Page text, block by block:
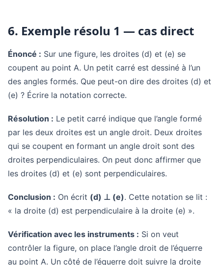
6. Exemple résolu 1 — cas direct
Énoncé : Sur une figure, les droites (d) et (e) se
coupent au point A. Un petit carré est dessiné à l’un
des angles formés. Que peut-on dire des droites (d) et
(e) ? Écrire la notation correcte.
Résolution : Le petit carré indique que l’angle formé
par les deux droites est un angle droit. Deux droites
qui se coupent en formant un angle droit sont des
droites perpendiculaires. On peut donc affirmer que
les droites (d) et (e) sont perpendiculaires.
Conclusion : On écrit (d) ⊥ (e). Cette notation se lit :
« la droite (d) est perpendiculaire à la droite (e) ».
Vérification avec les instruments : Si on veut
contrôler la figure, on place l’angle droit de l’équerre
au point A. Un côté de l’équerre doit suivre la droite